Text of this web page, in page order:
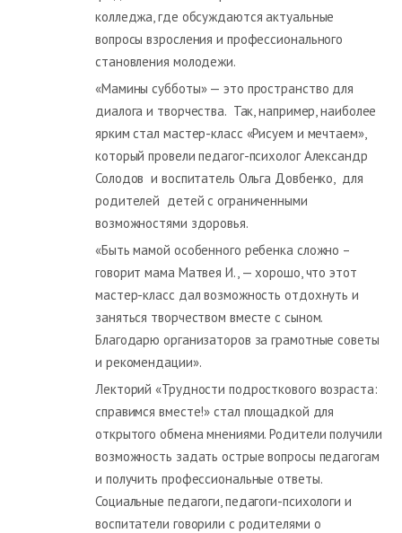
колледжа, где обсуждаются актуальные
вопросы взросления и профессионального
становления молодежи.
«Мамины субботы» — это пространство для
диалога и творчества. Так, например, наиболее
ярким стал мастер-класс «Рисуем и мечтаем»,
который провели педагог-психолог Александр
Солодов и воспитатель Ольга Довбенко, для
родителей детей с ограниченными
возможностями здоровья.
«Быть мамой особенного ребенка сложно –
говорит мама Матвея И., — хорошо, что этот
мастер-класс дал возможность отдохнуть и
заняться творчеством вместе с сыном.
Благодарю организаторов за грамотные советы
и рекомендации».
Лекторий «Трудности подросткового возраста:
справимся вместе!» стал площадкой для
открытого обмена мнениями. Родители получили
возможность задать острые вопросы педагогам
и получить профессиональные ответы.
Социальные педагоги, педагоги-психологи и
воспитатели говорили с родителями о